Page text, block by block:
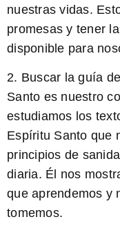
nuestras vidas.
promesas y tener
disponible para
2. Buscar la guía
Santo es nuestro
estudiamos los
Espíritu Santo que
principios de
diaria. Él nos
que aprendemos y
tomemos.